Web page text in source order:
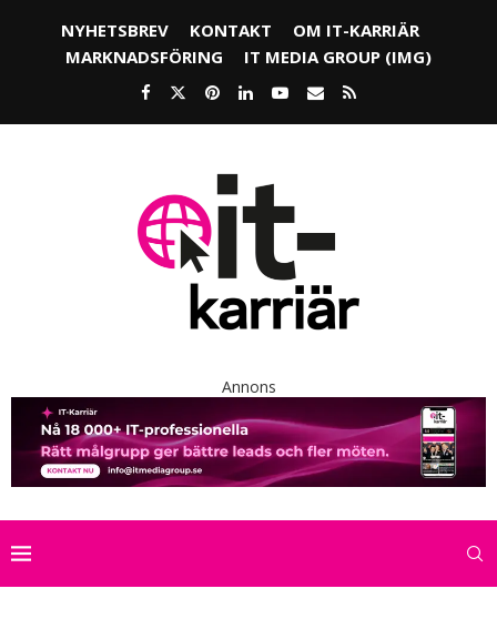
NYHETSBREV KONTAKT
OM IT-KARRIÄR
MARKNADSFÖRING
IT MEDIA GROUP (IMG)
Annons